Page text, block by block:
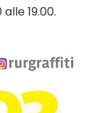
19.00.